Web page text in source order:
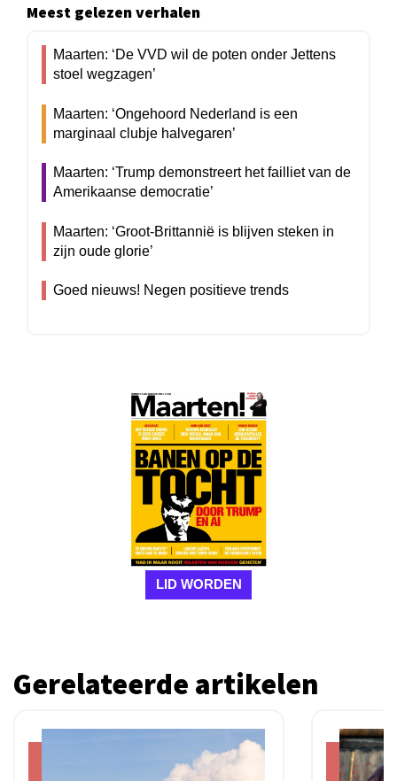
Meest gelezen verhalen
Maarten: ‘De VVD wil de poten onder Jettens
stoel wegzagen’
Maarten: ‘Ongehoord Nederland is een
marginaal clubje halvegaren’
Maarten: ‘Trump demonstreert het failliet van de
Amerikaanse democratie’
Maarten: ‘Groot-Brittannië is blijven steken in
zijn oude glorie’
Goed nieuws! Negen positieve trends
LID WORDEN
Gerelateerde artikelen